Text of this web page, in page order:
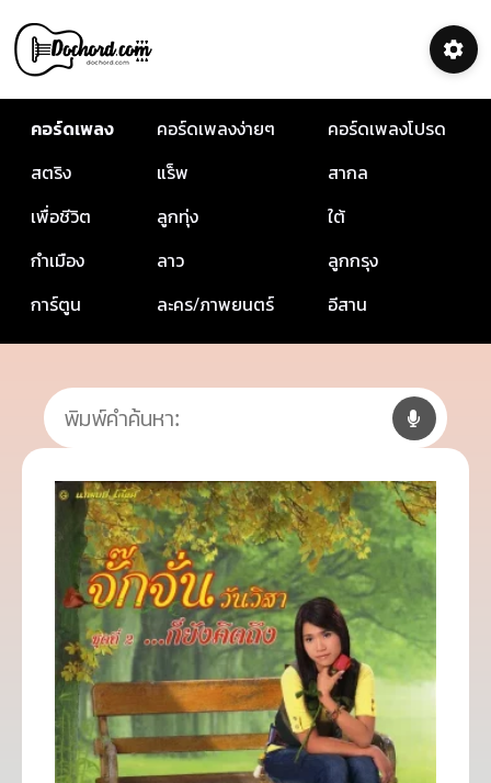
คอร์ดเพลง คอร์ดเพลงง่ายๆ
คอร์ดเพลงโปรด
สตริง
แร็พ
สากล
เพื่อชีวิต
ลูกทุ่ง
ใต้
กำเมือง
ลาว
ลูกกรุง
การ์ตูน
ละคร/ภาพยนตร์ อีสาน